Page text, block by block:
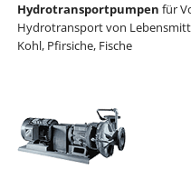
Hydrotransportpumpen für
Hydrotransport von
Kohl, Pfirsiche, Fische